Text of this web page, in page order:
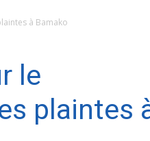
à Bamako
le
plaintes